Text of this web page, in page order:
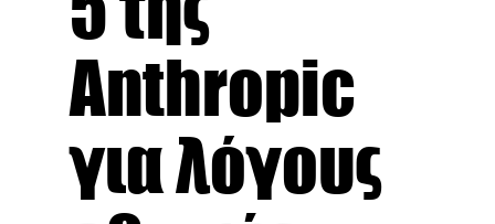
Anthropic
για λόγους